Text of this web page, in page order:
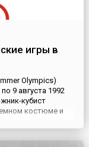
игры в
Olympics)
9 августа 1992
кубист
костюме и
турнира
приняли участие